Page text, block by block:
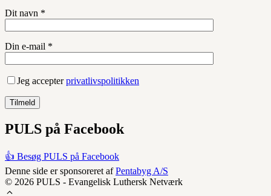
Dit navn *
Din e-mail *
Jeg accepterprivatlivspolitikken
PULS på Facebook
👍 Besøg PULS på Facebook
Denne side er sponsoreret afPentabyg A/S
© 2026 PULS - Evangelisk Luthersk Netværk